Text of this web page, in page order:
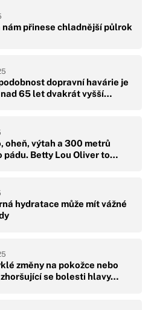
nám přinese chladnější půlrok
dopravní havárie je
65 let dvakrát vyšší…
oheň, výtah a 300 metrů
pádu. Betty Lou Oliver to…
hydratace může mít vážné
změny na pokožce nebo
se bolesti hlavy…